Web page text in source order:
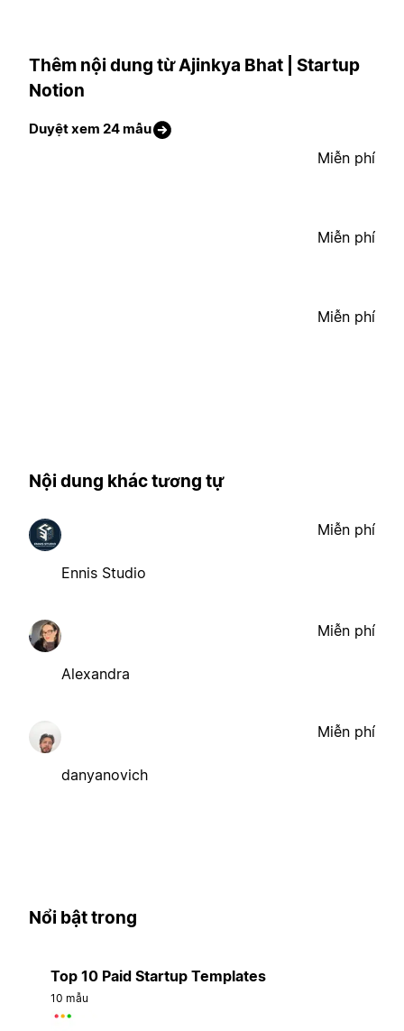
Thêm nội dung từ Ajinkya Bhat | Startup
Notion
Duyệt xem 24 mẫu
Miễn phí
Miễn phí
Miễn phí
Nội dung khác tương tự
Ennis Studio
Miễn phí
Alexandra
Miễn phí
danyanovich
Miễn phí
Nổi bật trong
Top 10 Paid Startup Templates
10 mẫu